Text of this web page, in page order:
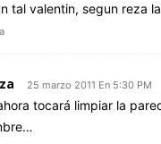
tal valentin, segun reza
25 marzo 2011 En 5:30 PM
tocará limpiar la